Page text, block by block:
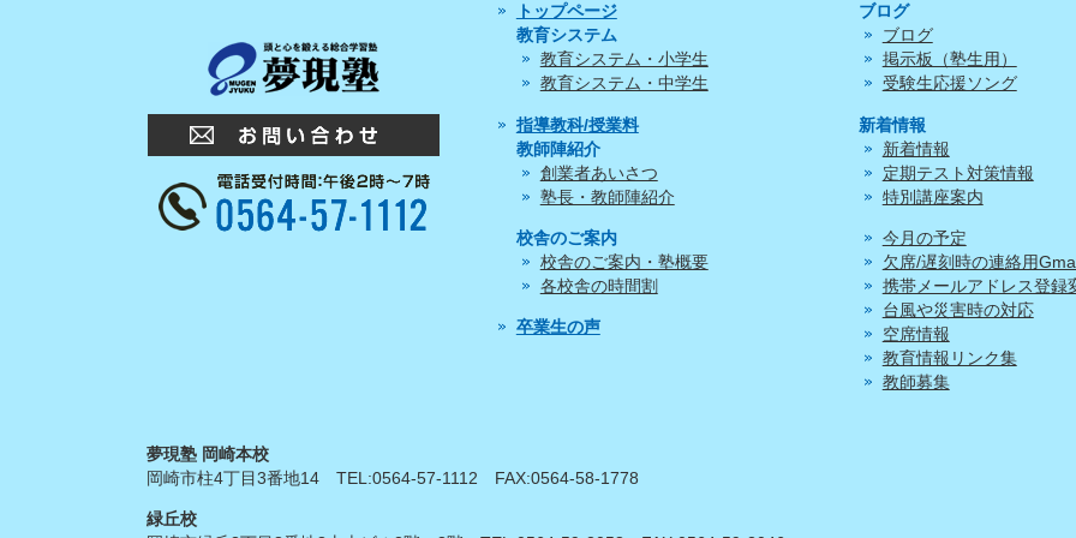
トップページ
教育システム
教育システム・小学生
教育システム・中学生
指導教科/授業料
教師陣紹介
創業者あいさつ
塾長・教師陣紹介
校舎のご案内
校舎のご案内・塾概要
各校舎の時間割
卒業生の声
ブログ
ブログ
掲示板（塾生用）
受験生応援ソング
新着情報
新着情報
定期テスト対策情報
特別講座案内
今月の予定
欠席/遅刻時の連絡用
携帯メールアドレス登録
台風や災害時の対応
空席情報
教育情報リンク集
教師募集
夢現塾 岡崎本校
岡崎市柱4丁目3番地14 TEL:0564-57-1112 FAX:0564-58-1778
緑丘校